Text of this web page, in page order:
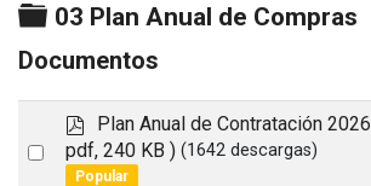
Carpeta
03 Plan Anual de Compras
Documentos
Select
p
d
f
Plan Anual de Contratación 2026
pdf, 240 KB ) (1642 descargas)
Popular